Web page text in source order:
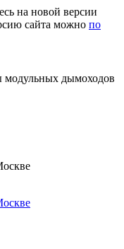
на новой версии
сайта можно по
модульных дымоходов